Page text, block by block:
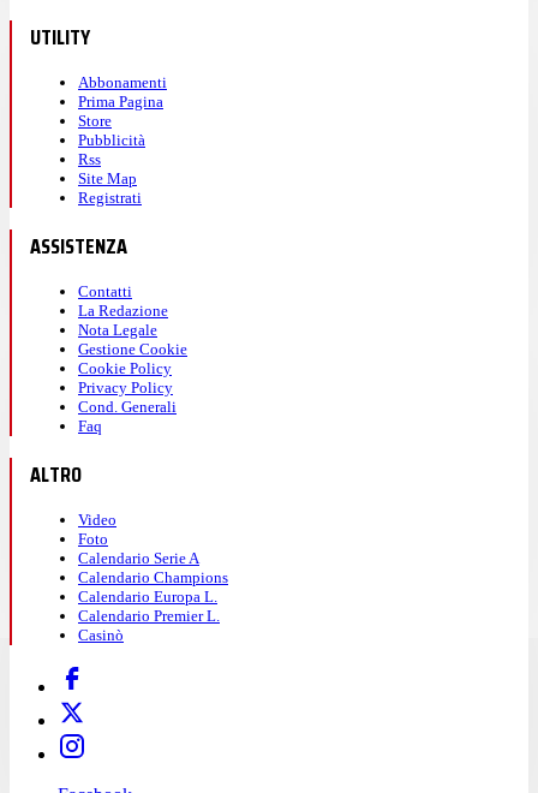
UTILITY
Abbonamenti
Prima Pagina
Store
Pubblicità
Rss
Site Map
Registrati
ASSISTENZA
Contatti
La Redazione
Nota Legale
Gestione Cookie
Cookie Policy
Privacy Policy
Cond. Generali
Faq
ALTRO
Video
Foto
Calendario Serie A
Calendario Champions
Calendario Europa L.
Calendario Premier L.
Casinò